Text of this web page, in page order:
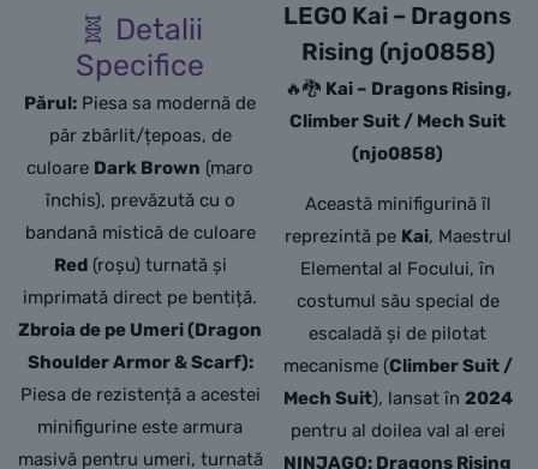
🧬 Detalii
Specifice
Părul: Piesa sa modernă de
păr zbârlit/țepoas, de
culoare Dark Brown (maro
închis), prevăzută cu o
bandană mistică de culoare
Red(roșu) turnată și
imprimată direct pe bentiță.
Zbroia de pe Umeri (Dragon
Shoulder Armor & Scarf):
Piesa de rezistență a acestei
minifigurine este armura
masivă pentru umeri, turnată
LEGO Kai – Dragons
Rising (njo0858)
🔥🐉 Kai – Dragons Rising,
Climber Suit / Mech Suit
(njo0858)
Această minifigurină îl
reprezintă pe Kai, Maestrul
Elemental al Focului, în
costumul său special de
escaladă și de pilotat
mecanisme (Climber Suit /
Mech Suit), lansat în 2024
pentru al doilea val al erei
NINJAGO: Dragons Rising